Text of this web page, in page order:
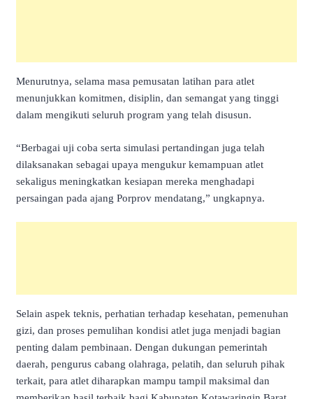
Menurutnya, selama masa pemusatan latihan para atlet
menunjukkan komitmen, disiplin, dan semangat yang tinggi
dalam mengikuti seluruh program yang telah disusun.
“Berbagai uji coba serta simulasi pertandingan juga telah
dilaksanakan sebagai upaya mengukur kemampuan atlet
sekaligus meningkatkan kesiapan mereka menghadapi
persaingan pada ajang Porprov mendatang,” ungkapnya.
Selain aspek teknis, perhatian terhadap kesehatan, pemenuhan
gizi, dan proses pemulihan kondisi atlet juga menjadi bagian
penting dalam pembinaan. Dengan dukungan pemerintah
daerah, pengurus cabang olahraga, pelatih, dan seluruh pihak
terkait, para atlet diharapkan mampu tampil maksimal dan